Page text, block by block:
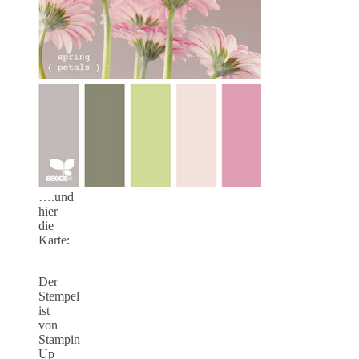
….und
hier
die
Karte:
Der
Stempel
ist
von
Stampin
Up